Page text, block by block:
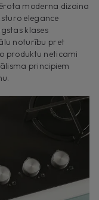
moderna dizaina
elegance
klases
noturību pret
produktu neticami
principiem